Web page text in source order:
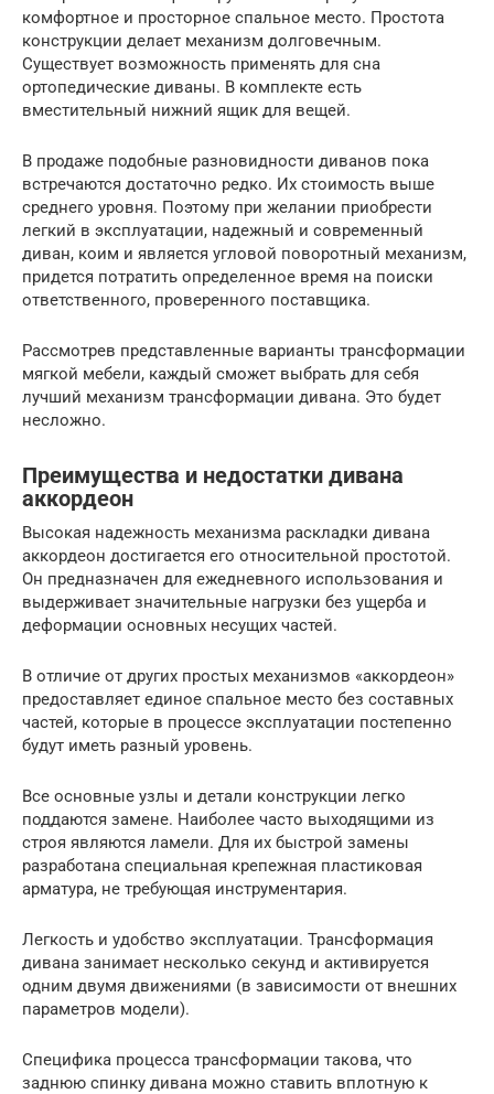
комфортное и просторное спальное место. Простота
конструкции делает механизм долговечным.
Существует возможность применять для сна
ортопедические диваны. В комплекте есть
вместительный нижний ящик для вещей.
В продаже подобные разновидности диванов пока
встречаются достаточно редко. Их стоимость выше
среднего уровня. Поэтому при желании приобрести
легкий в эксплуатации, надежный и современный
диван, коим и является угловой поворотный механизм,
придется потратить определенное время на поиски
ответственного, проверенного поставщика.
Рассмотрев представленные варианты трансформации
мягкой мебели, каждый сможет выбрать для себя
лучший механизм трансформации дивана. Это будет
несложно.
Преимущества и недостатки дивана
аккордеон
Высокая надежность механизма раскладки дивана
аккордеон достигается его относительной простотой.
Он предназначен для ежедневного использования и
выдерживает значительные нагрузки без ущерба и
деформации основных несущих частей.
В отличие от других простых механизмов «аккордеон»
предоставляет единое спальное место без составных
частей, которые в процессе эксплуатации постепенно
будут иметь разный уровень.
Все основные узлы и детали конструкции легко
поддаются замене. Наиболее часто выходящими из
строя являются ламели. Для их быстрой замены
разработана специальная крепежная пластиковая
арматура, не требующая инструментария.
Легкость и удобство эксплуатации. Трансформация
дивана занимает несколько секунд и активируется
одним двумя движениями (в зависимости от внешних
параметров модели).
Специфика процесса трансформации такова, что
заднюю спинку дивана можно ставить вплотную к